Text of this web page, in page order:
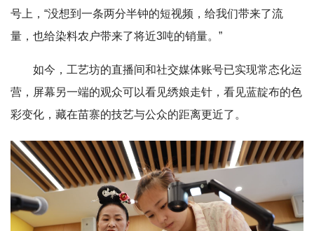
号上，“没想到一条两分半钟的短视频，给我们带来了流
量，也给染料农户带来了将近3吨的销量。”
如今，工艺坊的直播间和社交媒体账号已实现常态化运
营，屏幕另一端的观众可以看见绣娘走针，看见蓝靛布的色
彩变化，藏在苗寨的技艺与公众的距离更近了。